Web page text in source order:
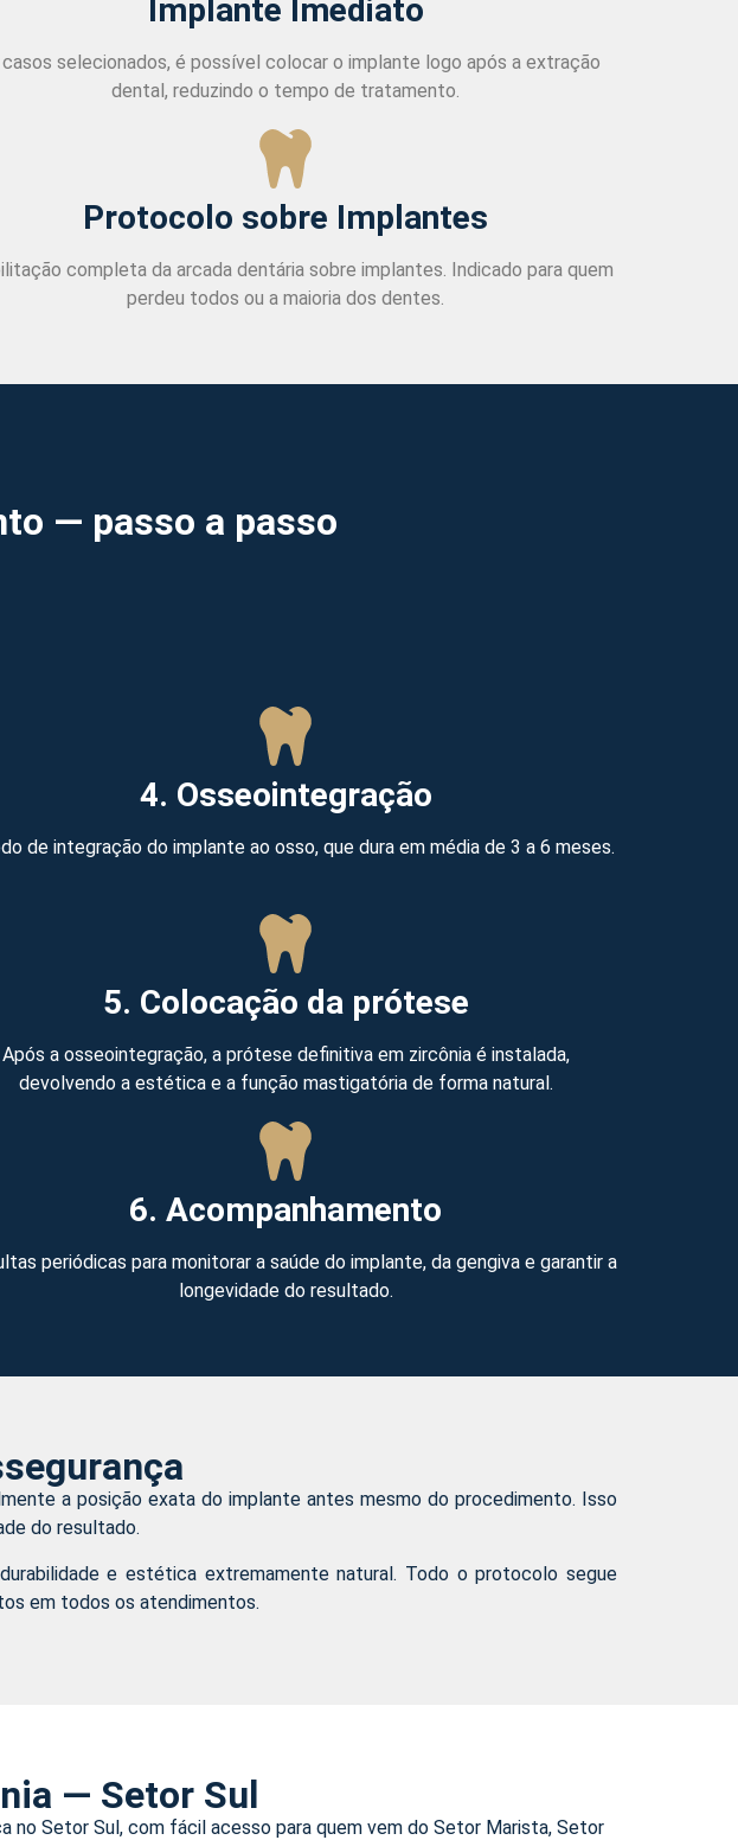
Implante Imediato
casos selecionados, é possível colocar o implante logo após a extração
dental, reduzindo o tempo de tratamento.
Protocolo sobre Implantes
completa da arcada dentária sobre implantes. Indicado para quem
perdeu todos ou a maioria dos dentes.
— passo a passo
4. Osseointegração
de integração do implante ao osso, que dura em média de 3 a 6 meses.
5. Colocação da prótese
Após a osseointegração, a prótese definitiva em zircônia é instalada,
devolvendo a estética e a função mastigatória de forma natural.
6. Acompanhamento
periódicas para monitorar a saúde do implante, da gengiva e garantir a
longevidade do resultado.
a posição exata do implante antes mesmo do procedimento. Isso
do resultado.
e estética extremamente natural. Todo o protocolo segue
em todos os atendimentos.
— Setor Sul
Setor Sul, com fácil acesso para quem vem do Setor Marista, Setor